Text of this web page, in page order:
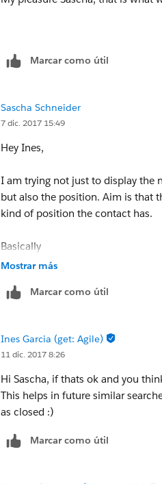
Marcar como útil
Sascha Schneider
7 dic. 2017 15:49
Hey Ines,
I am trying not just to display the
but also the position. Aim is that
kind of position the contact has.
Basically
Mostrar más
Marcar como útil
Ines Garcia (get: Agile)
11 dic. 2017 8:26
Hi Sascha, if thats ok and you
This helps in future similar
as closed :)
Marcar como útil